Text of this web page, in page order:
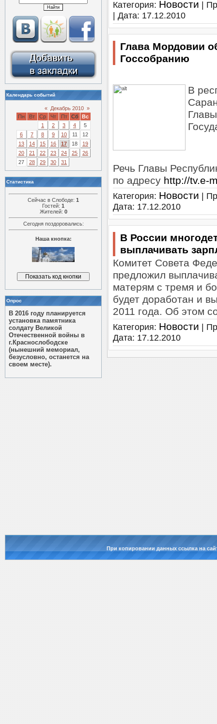
Календарь событий
« Декабрь 2010 »
Пн
Вт Ср Чт Пт Сб
Вс
1
2 3 4
5
6
7 8 9 10 11
12
13
14 15 16 17 18
19
20
21 22 23 24 25
26
27
28 29 30 31
Статистика
Сейчас в Слободе: 1
Гостей: 1
Жителей: 0
Сегодня поздоровались:
Наша кнопка:
Опрос
В 2016 году планируется
установка памятника
солдату Великой
Отечественной войны в
г.Краснослободске
(нынешний мемориал,
безусловно, останется на
своем месте).
Категория: Новости |
| Дата: 17.12.2010
Глава Мордовии
Госсобранию
В
Речь Главы
по адресу http://tv.e-
Категория: Новости |
Дата: 17.12.2010
В России
выплачивать
Комитет Совета
предложил
матерям с тремя и
будет доработан и
2011 года. Об этом
Категория: Новости |
Дата: 17.12.2010
При копировании данных ссылка на